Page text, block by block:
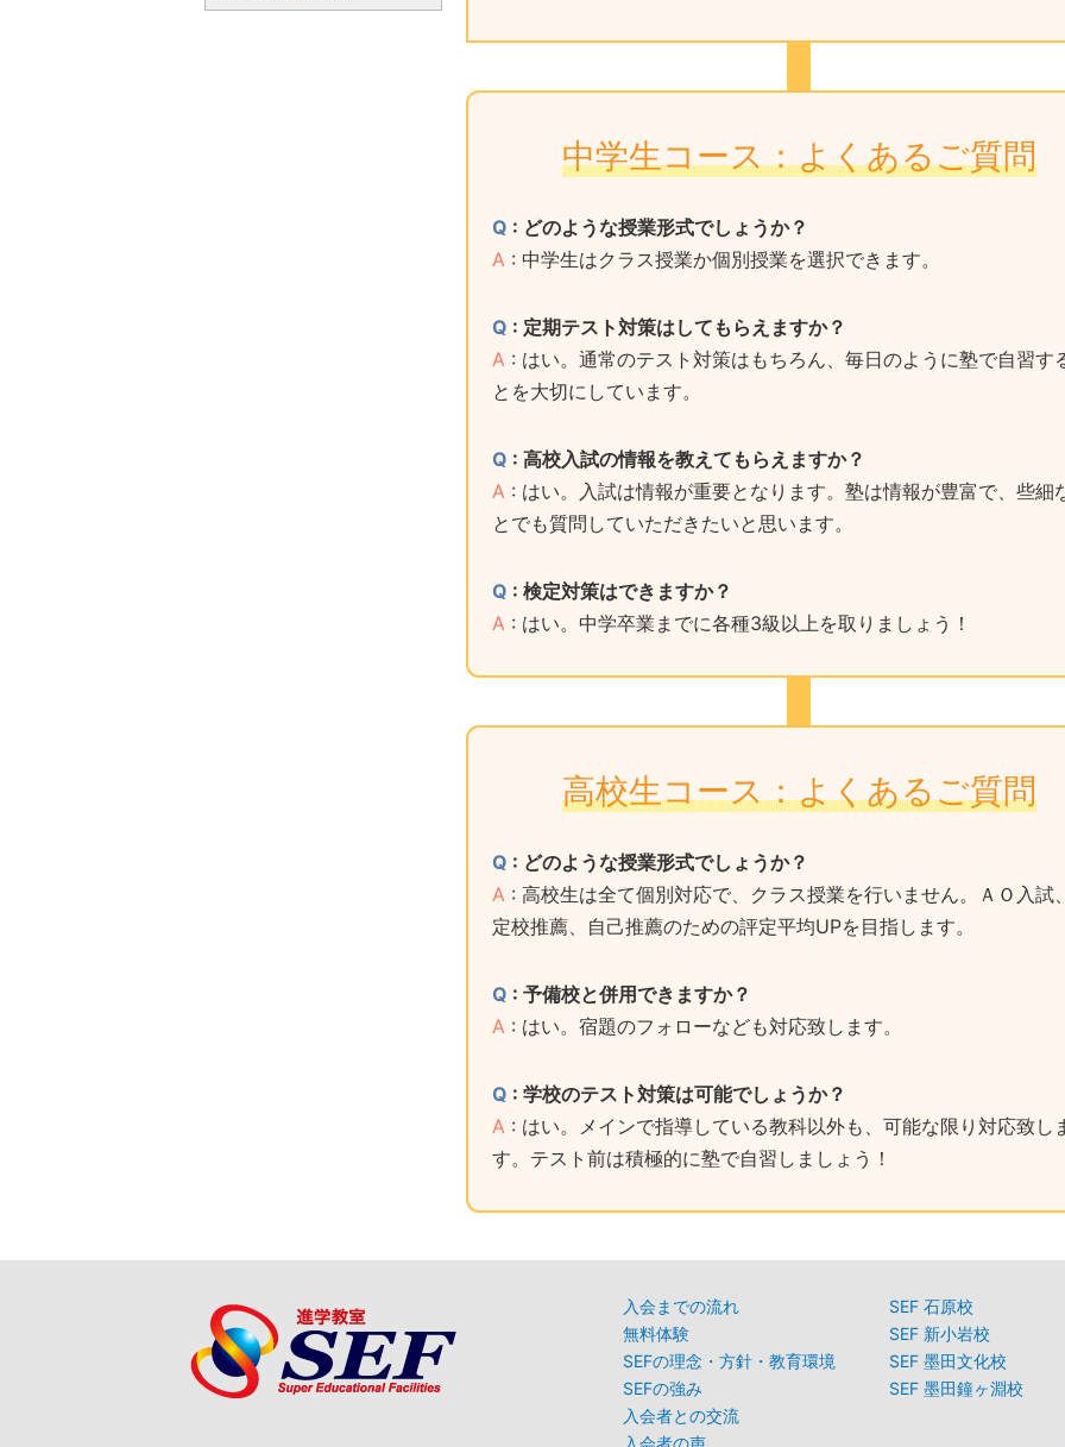
中学生コース：よくあるご質問
Q : どのような授業形式でしょうか？
A : 中学生はクラス授業か個別授業を選択できます。
Q : 定期テスト対策はしてもらえますか？
A : はい。通常のテスト対策はもちろん、毎日のように塾で自習す
とを大切にしています。
Q : 高校入試の情報を教えてもらえますか？
A : はい。入試は情報が重要となります。塾は情報が豊富で、些細
とでも質問していただきたいと思います。
Q : 検定対策はできますか？
A : はい。中学卒業までに各種3級以上を取りましょう！
高校生コース：よくあるご質問
Q : どのような授業形式でしょうか？
A : 高校生は全て個別対応で、クラス授業を行いません。ＡＯ入試
定校推薦、自己推薦のための評定平均UPを目指します。
Q : 予備校と併用できますか？
A : はい。宿題のフォローなども対応致します。
Q : 学校のテスト対策は可能でしょうか？
A : はい。メインで指導している教科以外も、可能な限り対応致し
す。テスト前は積極的に塾で自習しましょう！
入会までの流れ
無料体験
SEFの理念・方針・教育環境
SEFの強み
入会者との交流
入会者の声
SEF 石原校
SEF 新小岩校
SEF 墨田文化校
SEF 墨田鐘ヶ淵校